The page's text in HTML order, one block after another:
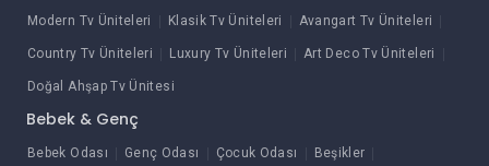
Modern Tv Üniteleri Klasik Tv Üniteleri Avangart Tv Üniteleri
Country Tv Üniteleri Luxury Tv Üniteleri Art Deco Tv Üniteleri
Doğal Ahşap Tv Ünitesi
Bebek & Genç
Bebek Odası Genç Odası Çocuk Odası Beşikler